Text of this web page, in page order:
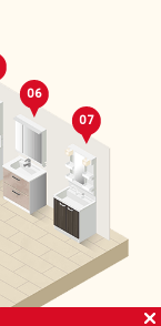
06
07